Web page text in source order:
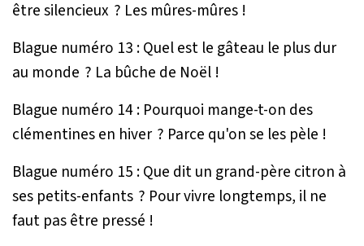
être silencieux ? Les mûres-mûres !
Blague numéro 13 : Quel est le gâteau le plus dur
au monde ? La bûche de Noël !
Blague numéro 14 : Pourquoi mange-t-on des
clémentines en hiver ? Parce qu'on se les pèle !
Blague numéro 15 : Que dit un grand-père citron à
ses petits-enfants ? Pour vivre longtemps, il ne
faut pas être pressé !